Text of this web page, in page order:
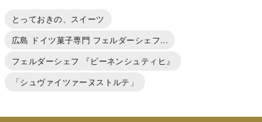
とっておきの、スイーツ
広島 ドイツ菓子専門 フェルダーシェフ...
フェルダーシェフ 『ビーネンシュティヒ』
「シュヴァイツァーヌストルテ」